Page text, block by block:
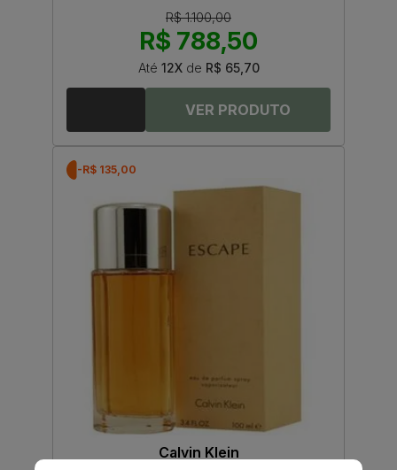
R$ 1.100,00
R$ 788,50
Até 12Xde R$ 65,70
-R$ 135,00
Calvin Klein